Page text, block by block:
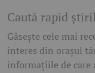
Caută rapid
Găsește cele mai
interes din orașul
informațiile de care